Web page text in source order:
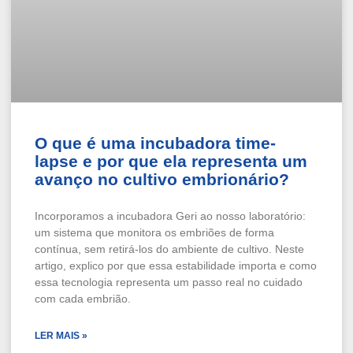
O que é uma incubadora time-
lapse e por que ela representa um
avanço no cultivo embrionário?
Incorporamos a incubadora Geri ao nosso laboratório:
um sistema que monitora os embriões de forma
contínua, sem retirá-los do ambiente de cultivo. Neste
artigo, explico por que essa estabilidade importa e como
essa tecnologia representa um passo real no cuidado
com cada embrião.
LER MAIS »